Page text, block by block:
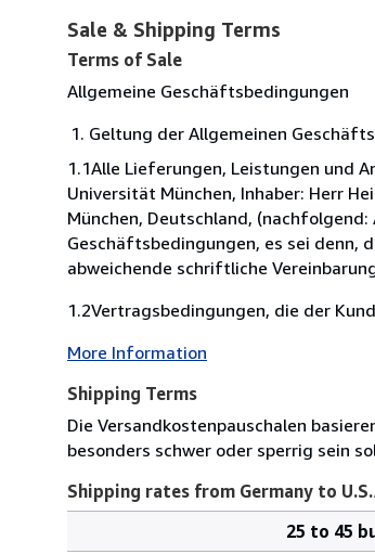
Sale & Shipping Terms
Terms of Sale
Allgemeine Geschäftsbedingungen
Geltung der Allgemeinen
1.1Alle Lieferungen, Leistungen und
Universität München, Inhaber: Herr
München, Deutschland,
Geschäftsbedingungen, es sei denn,
abweichende schriftliche
1.2Vertragsbedingungen, die der
More Information
Shipping Terms
Die Versandkostenpauschalen
besonders schwer oder sperrig sein
Shipping rates from Germany to
25 to 45